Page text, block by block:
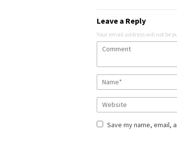
Leave a Reply
Your email address will not be
Save my name, email,